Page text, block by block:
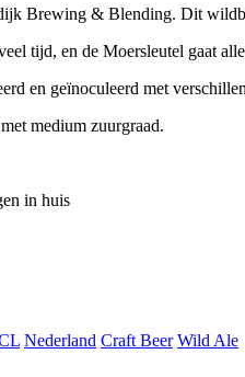
Brewing & Blending. Dit
tijd, en de Moersleutel gaat
en geïnoculeerd met
medium zuurgraad.
in huis
Nederland Craft Beer Wild Ale